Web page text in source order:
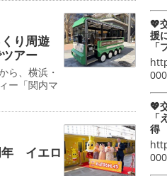
り周遊
アー
ら、横浜・
ー「関内マ
年 イエロ
💖
援
💖
得